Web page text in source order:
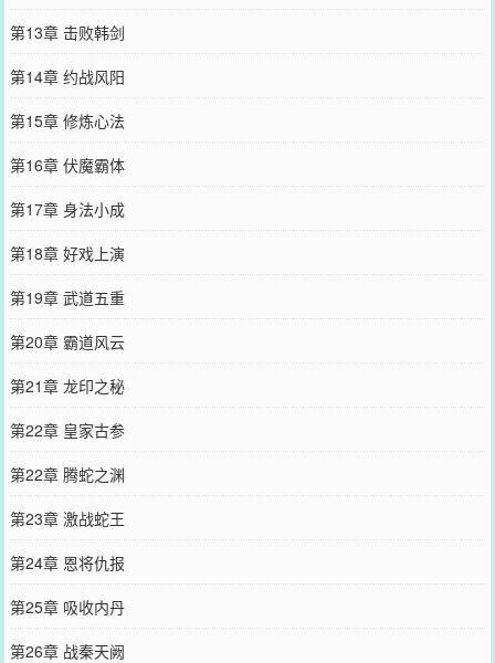
第13章 击败韩剑
第14章 约战风阳
第15章 修炼心法
第16章 伏魔霸体
第17章 身法小成
第18章 好戏上演
第19章 武道五重
第20章 霸道风云
第21章 龙印之秘
第22章 皇家古参
第22章 腾蛇之渊
第23章 激战蛇王
第24章 恩将仇报
第25章 吸收内丹
第26章 战秦天阙